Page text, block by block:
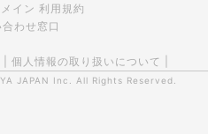
イン 利用規約
わせ窓口
個人情報の取り扱いについて
JAPAN Inc. All Rights Reserved.